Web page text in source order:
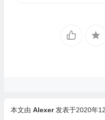
本文由 Alexer 发表于2020年